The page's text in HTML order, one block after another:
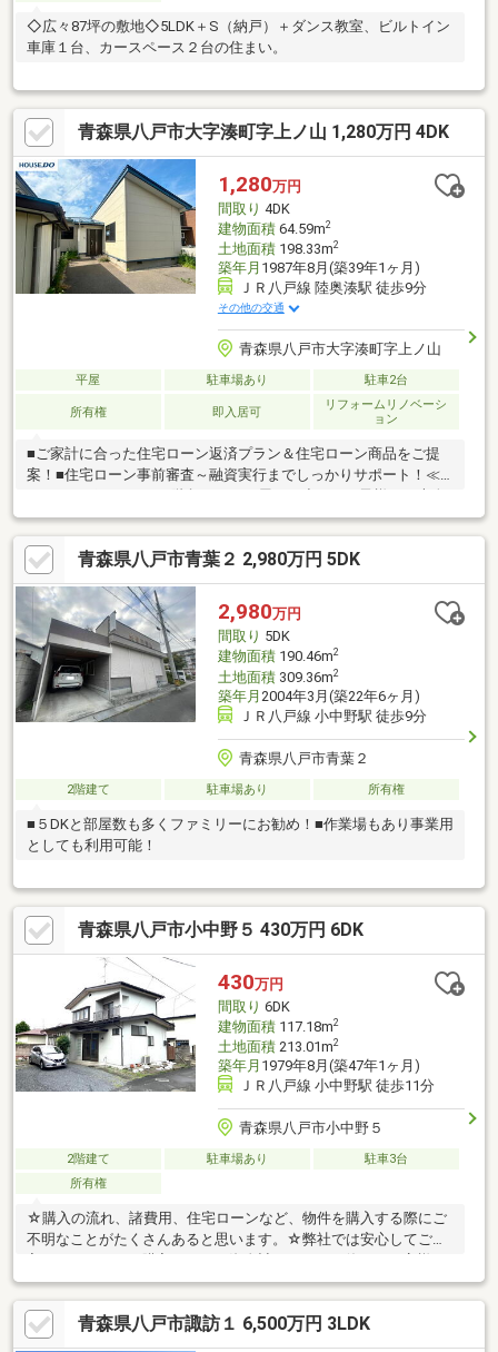
◇広々87坪の敷地◇5LDK＋S（納戸）＋ダンス教室、ビルトイン
車庫１台、カースペース２台の住まい。
青森県八戸市大字湊町字上ノ山 1,280万円 4DK
1,280万円
間取り 4DK
建物面積64.59m2
土地面積198.33m2
築年月 1987年8月(築39年1ヶ月)
ＪＲ八戸線 陸奥湊駅 徒歩9分
その他の交通
青森県八戸市大字湊町字上ノ山
平屋 駐車場あり 駐車2台
所有権 即入居可
リフォームリノベーシ
ョン
■ご家計に合った住宅ローン返済プラン＆住宅ローン商品をご提
案！■住宅ローン事前審査～融資実行までしっかりサポート！≪
まで転落する心配なくのびのび過ごせて安心です！▽玄関収納が2
か所あるので、急な来客でも安心♪▽キッチン収納は引き出しタイ
プのため、収納した物が一目で分かりやすく、奥にある物も取り
出しやすいです◎≪周辺環境≫▽八戸市魚菜小売市場まで徒歩5分
(約380m)▽館花公園まで徒歩8分(約630m)見学をご希望の方は
【見学予約する】詳細を知りたい方は【資料請求する】よりお問
い合わせくださいませ♪
青森県八戸市青葉２ 2,980万円 5DK
2,980万円
間取り 5DK
建物面積190.46m2
土地面積309.36m2
築年月 2004年3月(築22年6ヶ月)
ＪＲ八戸線 小中野駅 徒歩9分
青森県八戸市青葉２
2階建て 駐車場あり 所有権
■５DKと部屋数も多くファミリーにお勧め！■作業場もあり事業用
としても利用可能！
青森県八戸市小中野５ 430万円 6DK
430万円
間取り 6DK
建物面積117.18m2
土地面積213.01m2
築年月 1979年8月(築47年1ヶ月)
ＪＲ八戸線 小中野駅 徒歩11分
青森県八戸市小中野５
2階建て 駐車場あり
駐車3台
所有権
☆購入の流れ、諸費用、住宅ローンなど、物件を購入する際にご
不明なことがたくさんあると思います。☆弊社では安心してご購
とって最良のご提案をいたします。
青森県八戸市諏訪１ 6,500万円 3LDK